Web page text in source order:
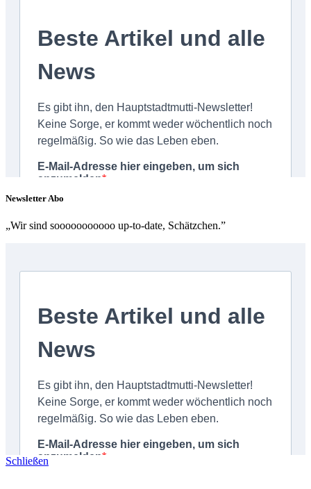
Newsletter Abo
„Wir sind sooooooooooo up-to-date, Schätzchen.”
Schließen